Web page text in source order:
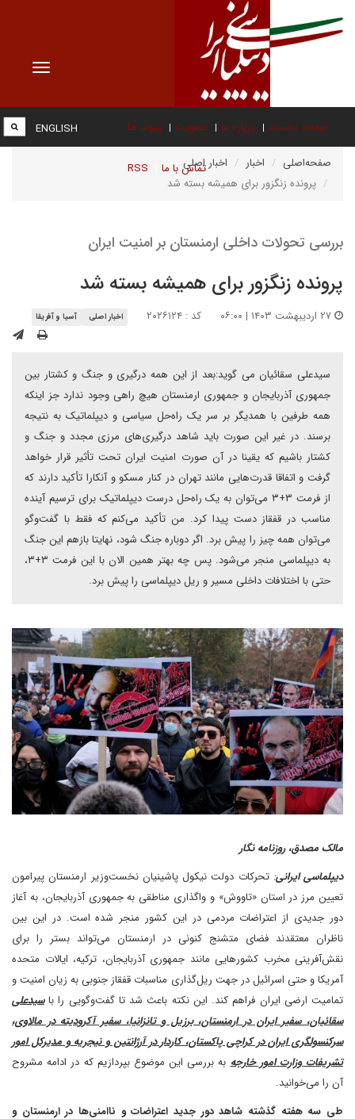
Toggle
صفحه نخست درباره ما عضویت پیوند ها
تماس با ما RSS
ENGLISH
صفحه‌اصلی اخبار
اخبار اصلی
پرونده زنگزور برای همیشه بسته شد
بررسی تحولات داخلی ارمنستان بر امنیت ایران
پرونده زنگزور برای همیشه بسته شد
کد : ۲۰۲۶۱۲۴ اخبار اصلی آسیا و آفریقا
سیدعلی سقائیان می گوید:بعد از این همه درگیری و جنگ و کشتار بین
جمهوری آذربایجان و جمهوری ارمنستان هیچ راهی وجود ندارد جز اینکه
همه طرفین با همدیگر بر سر یک راه‌حل سیاسی و دیپلماتیک به نتیجه
برسند. در غیر این صورت باید شاهد درگیری‌های مرزی مجدد و جنگ و
کشتار باشیم که یقینا در آن صورت امنیت ایران تحت تأثیر قرار خواهد
گرفت و اتفاقا قدرت‌هایی مانند تهران در کنار مسکو و آنکارا تأکید دارند که
از فرمت ۳+۳ می‌توان به یک راه‌حل درست دیپلماتیک برای ترسیم آینده
مناسب در قفقاز دست پیدا کرد. من تأکید می‌کنم که فقط با گفت‌وگو
می‌توان همه چیز را پیش برد. اگر دوباره جنگ شود، نهایتا بازهم این جنگ
به دیپلماسی منجر می‌شود. پس چه بهتر همین الان با این فرمت ۳+۳،
حتی با اختلافات داخلی مسیر و ریل دیپلماسی را پیش برد.
مالک مصدق، روزنامه نگار
دیپلماسی ایرانی:تحرکات دولت نیکول پاشینیان نخست‌وزیر ارمنستان پیرامون
تعیین مرز در استان «تاووش» و واگذاری مناطقی به جمهوری آذربایجان، به آغاز
دور جدیدی از اعتراضات مردمی در این کشور منجر شده است. در این بین
ناظران معتقدند فضای متشنج کنونی در ارمنستان می‌تواند بستر را برای
نقش‌آفرینی مخرب کشورهایی مانند جمهوری آذربایجان، ترکیه، ایالات متحده
آمریکا و حتی اسرائیل در جهت ریل‌گذاری مناسبات قفقاز جنوبی به زیان امنیت و
تمامیت ارضی ایران فراهم کند. این نکته باعث شد تا گفت‌وگویی را باسیدعلی
سقائیان، سفیر ایران در ارمنستان، برزیل و تانزانیا، سفیر آکرودیته در مالاوی،
سرکنسولگری ایران در کراچی پاکستان، کاردار در آرژانتین و نیجریه و مدیرکل امور
تشریفات وزارت امور خارجهبه بررسی این موضوع بپردازیم که در ادامه مشروح
آن را می‌خوانید.
طی سه هفته گذشته شاهد دور جدید اعتراضات و ناامنی‌ها در ارمنستان و